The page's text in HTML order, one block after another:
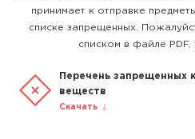
принимает к отправке
списке запрещенных.
списком в файле PDF,
Перечень запрещенных
веществ
Скачать